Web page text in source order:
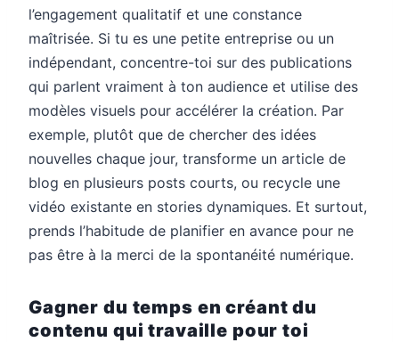
l’engagement qualitatif et une constance
maîtrisée. Si tu es une petite entreprise ou un
indépendant, concentre-toi sur des publications
qui parlent vraiment à ton audience et utilise des
modèles visuels pour accélérer la création. Par
exemple, plutôt que de chercher des idées
nouvelles chaque jour, transforme un article de
blog en plusieurs posts courts, ou recycle une
vidéo existante en stories dynamiques. Et surtout,
prends l’habitude de planifier en avance pour ne
pas être à la merci de la spontanéité numérique.
Gagner du temps en créant du
contenu qui travaille pour toi